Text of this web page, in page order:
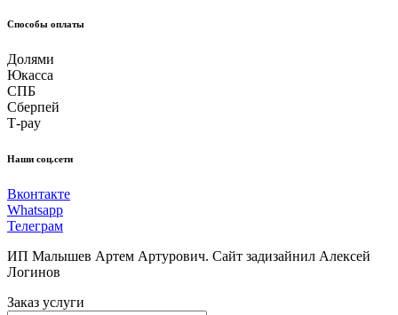
Способы оплаты
Долями
Юкасса
СПБ
Сберпей
Т-pay
Наши соц.сети
Вконтакте
Whatsapp
Телеграм
ИП Малышев Артем Артурович. Сайт задизайнил Алексей
Логинов
Заказ услуги